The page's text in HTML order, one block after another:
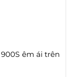
êm ái trên